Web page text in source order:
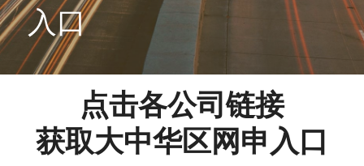
免费咨询
入口
点击各公司链接
获取大中华区网申入口